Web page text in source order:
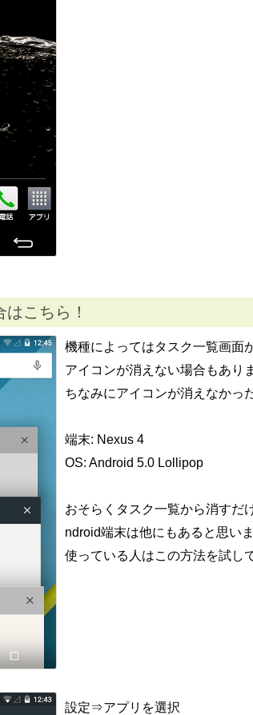
こちら！
機種によってはタスク一覧画面
アイコンが消えない場合もあり
ちなみにアイコンが消えなかっ
端末: Nexus 4
OS: Android 5.0 Lollipop
おそらくタスク一覧から消すだ
ndroid端末は他にもあると思い
使っている人はこの方法を試し
設定⇒アプリを選択